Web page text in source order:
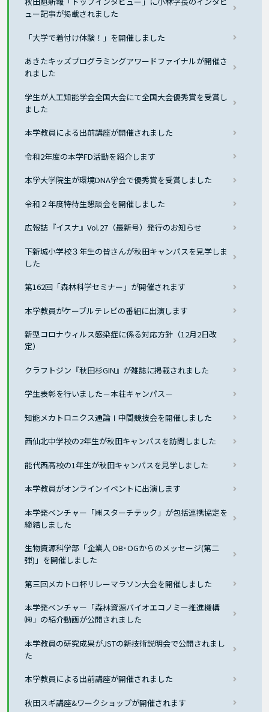
ュー記事が掲載されました
「大学で着付け体験！」を開催しました
あきたキッズプログラミングアワードファイナルが開催さ
れました
学生が人工知能学会全国大会にて全国大会優秀賞を受賞し
ました
本学教員による出前講座が開催されました
令和2年度の本学FD活動を紹介します
本学大学院生が環境DNA学会で優秀賞を受賞しました
令和２年度特待生懇談会を開催しました
広報誌『イスナ』Vol.27（最新号）発行のお知らせ
下新城小学校３年生の皆さんが秋田キャンパスを見学しま
した
第162回「森林科学セミナー」が開催されます
本学教員がケーブルテレビの番組に出演します
新型コロナウィルス感染症に係る対応方針（12月2日改
定）
クラフトジン『秋田杉GIN』が雑誌に掲載されました
学生表彰を行いました－本荘キャンパス－
知能メカトロニクス通論Ⅰ中間競技会を開催しました
西仙北中学校の2年生が秋田キャンパスを訪問しました
能代西高校の1年生が秋田キャンパスを見学しました
本学教員がオンラインイベントに出演します
本学発ベンチャー「㈱スターチテック」が包括連携協定を
締結しました
生物資源科学部「企業人 OB･OGからのメッセージ(第二
弾)」を開催しました
第三回メカトロ杯リレーマラソン大会を開催しました
本学発ベンチャー「森林資源バイオエコノミー推進機構
㈱」の紹介動画が公開されました
本学教員の研究成果がJSTの新技術説明会で公開されまし
た
本学教員による出前講座が開催されました
秋田スギ講座&ワークショップが開催されます